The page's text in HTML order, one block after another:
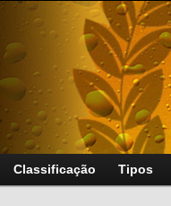
Classificação Tipos